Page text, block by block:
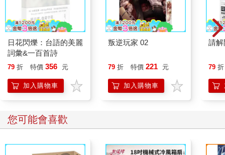
日花閃爍：台語的美麗
詞彙&一百首詩
79 折 特價 356 元
加入購物車
叛逆玩家 02
79 折 特價 221 元
加入購物車
請解
79 折
您可能會喜歡